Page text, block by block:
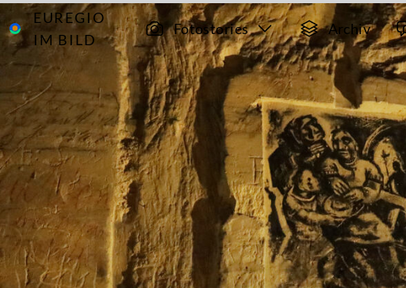
EUREGIO
IM BILD
Fotostories Archiv
Archiv
15244
Die
Mergelgrotten
im Sint
Pietersberg bei
Maastricht